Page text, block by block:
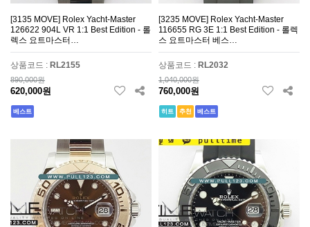
[3135 MOVE] Rolex Yacht-Master
126622 904L VR 1:1 Best Edition - 롤
렉스 요트마스터…
상품코드 : RL2155
890,000원
620,000원
베스트
[3235 MOVE] Rolex Yacht-Master
116655 RG 3E 1:1 Best Edition - 롤렉
스 요트마스터 베스…
상품코드 : RL2032
1,040,000원
760,000원
히트 추천 베스트